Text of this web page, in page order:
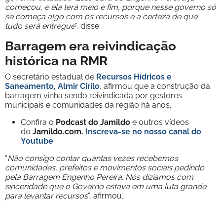
começou, e ela terá meio e fim, porque nesse governo só
se começa algo com os recursos e a certeza de que
tudo será entregue”, disse.
Barragem era reivindicação
histórica na RMR
O secretário estadual de Recursos Hídricos e
Saneamento, Almir Cirilo, afirmou que a construção da
barragem vinha sendo reivindicada por gestores
municipais e comunidades da região há anos.
Confira o Podcast do Jamildo e outros vídeos
do Jamildo.com. Inscreva-se no nosso canal do
Youtube
“Não consigo contar quantas vezes recebemos
comunidades, prefeitos e movimentos sociais pedindo
pela Barragem Engenho Pereira. Nós dizíamos com
sinceridade que o Governo estava em uma luta grande
para levantar recursos”, afirmou.